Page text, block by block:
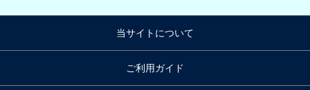
当サイトについて
ご利用ガイド